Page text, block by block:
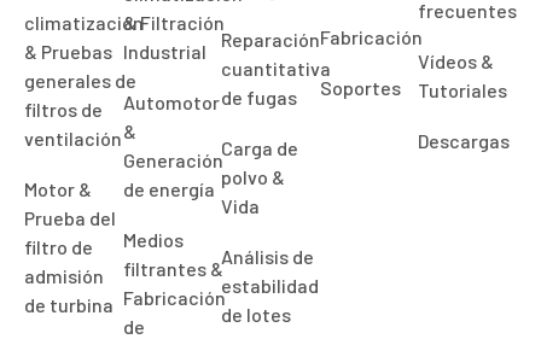
climatización
& Pruebas
generales de
filtros de
ventilación
Motor &
Prueba del
filtro de
admisión
de turbina
& Filtración
Industrial
Automotor
&
Generación
de energía
Medios
filtrantes &
Fabricación
de
Reparación
cuantitativa
de fugas
Carga de
polvo &
Vida
Análisis de
estabilidad
de lotes
Fabricación
Soportes
frecuentes
Vídeos &
Tutoriales
Descargas